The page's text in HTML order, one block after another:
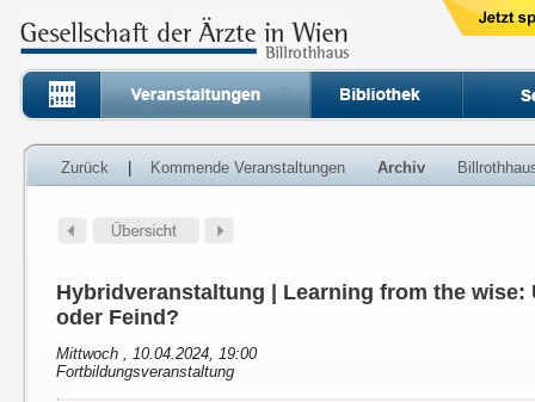
Zurück Kommende Veranstaltungen Archiv
Hybridveranstaltung | Learning from the wise:
oder Feind?
Mittwoch , 10.04.2024, 19:00
Fortbildungsveranstaltung